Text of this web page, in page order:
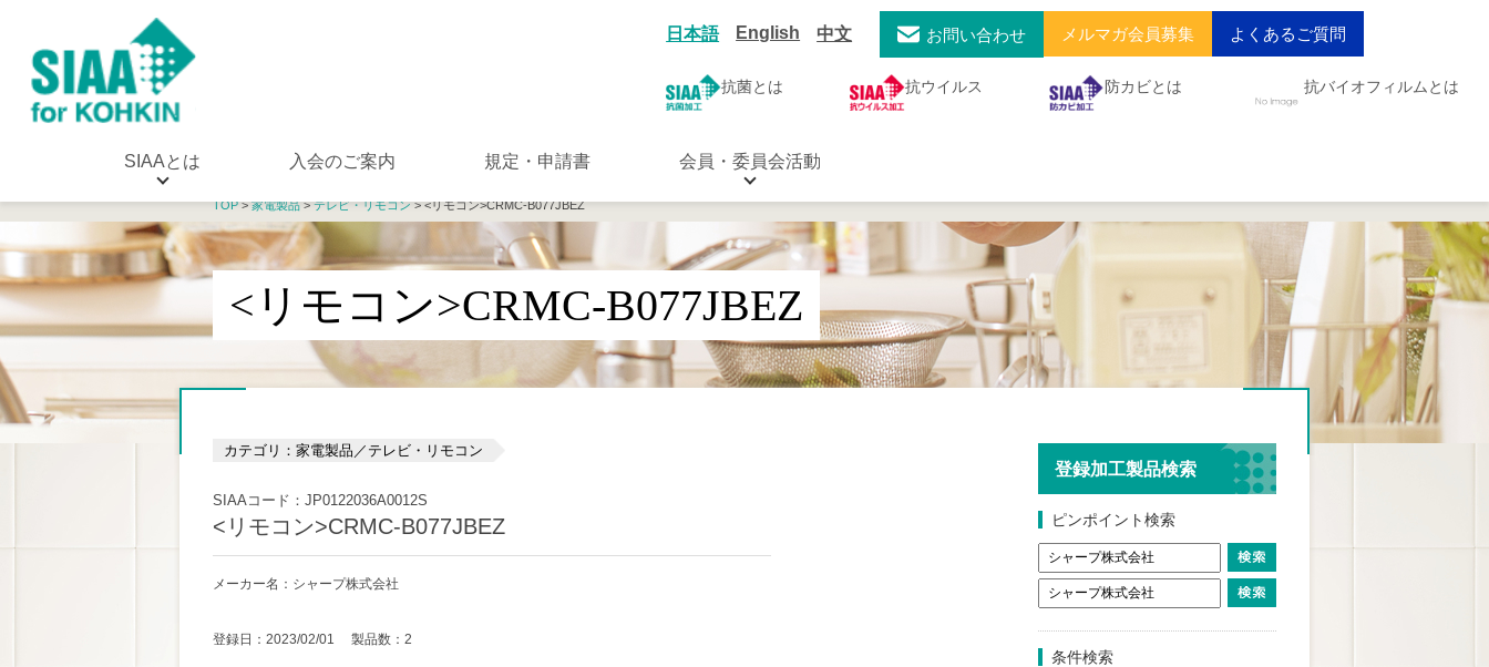
日本語 English 中文 お問い合わせ メルマガ会員募集 よくあるご質問
抗菌とは 抗ウイルス 防カビとは 抗バイオフィルムとは
SIAAとは 入会のご案内 規定・申請書 会員・委員会活動
TOP>家電製品>テレビ・リモコン> <リモコン>CRMC-B077JBEZ
<リモコン>CRMC-B077JBEZ
カテゴリ：家電製品／テレビ・リモコン
SIAAコード：JP0122036A0012S
<リモコン>CRMC-B077JBEZ
メーカー名：シャープ株式会社
登録日：2023/02/01 製品数：2
登録加工製品検索
ピンポイント検索
条件検索